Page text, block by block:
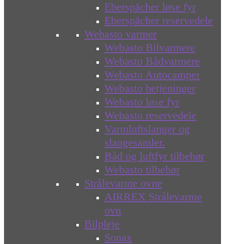
Eberspächer løse fyr
Eberspächer reservedele
Webasto varmer
Webasto Bilvarmere
Webasto Bådvarmere
Webasto Autocamper
Webasto betjeninger
Webasto løse fyr
Webasto reservedele
Varmluftslanger og
slangesamler.
Båd og luftfyr tilbehør
Webasto tilbehør
Strålevarme ovne
AIRREX Strålevarme
ovn
Bilpleje
Sonax